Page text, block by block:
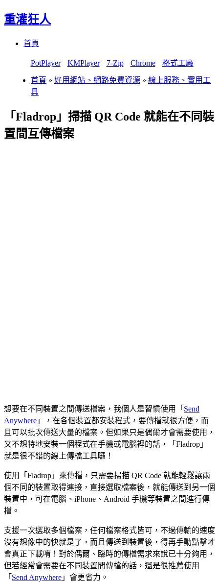
重灌狂人
首頁
PotPlayer KMPlayer 7-Zip Chrome 格式工廠
首頁 » 好用網站、網路免費資源 » 線上服務、實用工
具
「Fladrop」掃描 QR Code 就能在不同裝
置間互傳檔案
想要在不同裝置之間傳送檔案，我個人是習慣使用「 Send
Anywhere 」，在各個裝置都安裝程式，要傳檔就很方便，而
且可以批次傳送大量的檔案。但如果只是偶爾才會需要使用，
又不想特地安裝一個程式在手機或電腦裡的話，「Fladrop」
就是很不錯的線上傳檔工具囉！
使用「Fladrop」來傳檔，只需要掃描 QR Code 就能輕鬆讓兩
個不同的裝置取得連接，直接選取檔案後，就能傳送到另一個
裝置中，可在電腦、iPhone、Android 手機等裝置之間進行傳
檔。
支援一次選取多個檔案，任何檔案格式皆可，不過傳輸的速度
沒有想像中的快就是了，而且傳送到裝置後，得再手動點擊才
會真正下載唷！對於偶爾、臨時的傳檔需求來說已十分夠用，
但若經常會需要在不同裝置間傳檔的話，還是很推薦使用
「 Send Anywhere 」會更省力。